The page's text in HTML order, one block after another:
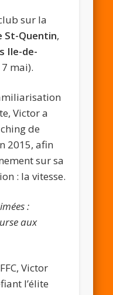
sur la
St-Quentin,
Ile-de-
mai).
Victor a
de
2015, afin
sur sa
: la vitesse.
:
aux
Victor
l’élite